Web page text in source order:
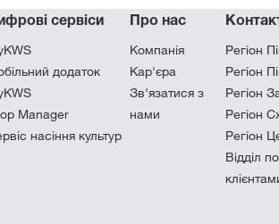
сервіси
додаток
Manager
насіння культур
Про нас
Компанія
Кар'єра
Зв'язатися з
нами
Регіон
Регіон
Регіон
Регіон
Регіон
Відділ